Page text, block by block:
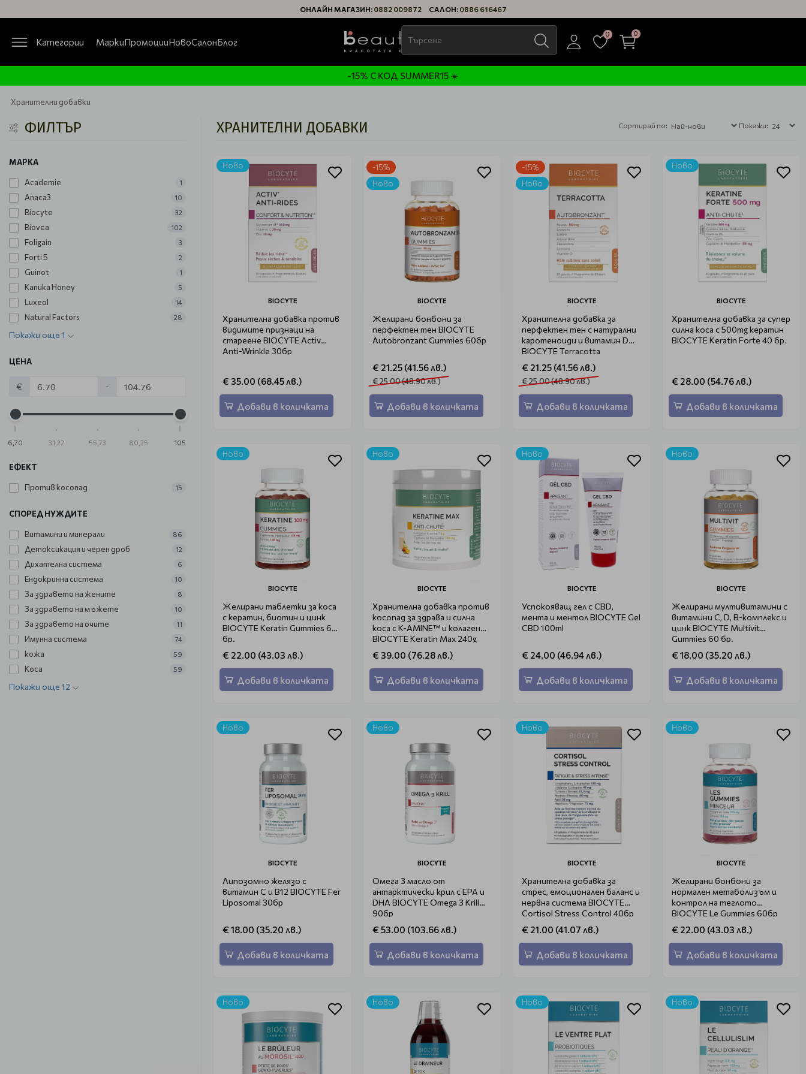
ОНЛАЙН МАГАЗИН: 0882 009872 САЛОН: 0886 616467
Категории МаркиПромоцииНовоСалонБлог
0 0
-15% С КОД SUMMER15 ☀️
Хранителни добавки
ФИЛТЪР
МАРКА
Academie 1
Anaca3 10
Biocyte 32
Biovea 102
Foligain 3
Forti 5 2
Guinot 1
Kanuka Honey 5
Luxeol 14
Natural Factors 28
Покажи още 1
ЦЕНА
€ -
6,70 31,22 55,73 80,25 105
ЕФЕКТ
Против косопад 15
СПОРЕД НУЖДИТЕ
Витамини и минерали 86
Детоксикация и черен дроб 12
Дихателна система 6
Ендокринна система 10
За здравето на жените 8
За здравето на мъжете 10
За здравето на очите 11
Имунна система 74
кожа 59
Коса 59
Покажи още 12
ХРАНИТЕЛНИ ДОБАВКИ Сортирай по: Покажи:
Ново
BIOCYTE
Хранителна добавка против
видимите признаци на
стареене BIOCYTE Activ
Anti-Wrinkle 30бр
€ 35.00 (68.45 лв.)
Добави в количката
-15%
Ново
BIOCYTE
Желирани бонбони за
перфектен тен BIOCYTE
Autobronzant Gummies 60бр
€ 21.25 (41.56 лв.)
€ 25.00 (48.90 лв.)
Добави в количката
-15%
Ново
BIOCYTE
Хранителна добавка за
перфектен тен с натурални
каротеноиди и витамин D
BIOCYTE Terracotta
Autobronzant 30бр
€ 21.25 (41.56 лв.)
€ 25.00 (48.90 лв.)
Добави в количката
Ново
BIOCYTE
Хранителна добавка за супер
силна коса с 500mg кератин
BIOCYTE Keratin Forte 40 бр.
€ 28.00 (54.76 лв.)
Добави в количката
Ново
BIOCYTE
Желирани таблетки за коса
с кератин, биотин и цинк
BIOCYTE Keratin Gummies 60
бр.
€ 22.00 (43.03 лв.)
Добави в количката
Ново
BIOCYTE
Хранителна добавка против
косопад за здрава и силна
коса с K-AMINE™ и колаген
BIOCYTE Keratin Max 240g
€ 39.00 (76.28 лв.)
Добави в количката
Ново
BIOCYTE
Успокояващ гел с CBD,
мента и ментол BIOCYTE Gel
CBD 100ml
€ 24.00 (46.94 лв.)
Добави в количката
Ново
BIOCYTE
Желирани мултивитамини с
витамини C, D, B-комплекс и
цинк BIOCYTE Multivit
Gummies 60 бр.
€ 18.00 (35.20 лв.)
Добави в количката
Ново
BIOCYTE
Липозомно желязо с
витамин C и B12 BIOCYTE Fer
Liposomal 30бр
€ 18.00 (35.20 лв.)
Добави в количката
Ново
BIOCYTE
Омега 3 масло от
антарктически крил с EPA и
DHA BIOCYTE Omega 3 Krill
90бр
€ 53.00 (103.66 лв.)
Добави в количката
Ново
BIOCYTE
Хранителна добавка за
стрес, емоционален баланс и
нервна система BIOCYTE
Cortisol Stress Control 40бр
€ 21.00 (41.07 лв.)
Добави в количката
Ново
BIOCYTE
Желирани бонбони за
нормален метаболизъм и
контрол на теглото
BIOCYTE Le Gummies 60бр
€ 22.00 (43.03 лв.)
Добави в количката
Ново Ново Ново Ново